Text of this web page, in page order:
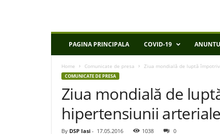
P
PAGINA PRINCIPALA COVID-19
Home Comunicate de presa Ziua mondială de luptă
COMUNICATE DE PRESA
Ziua mondială de
hipertensiunii arteriale
By DSP Iasi - 17.05.2016 1038 0